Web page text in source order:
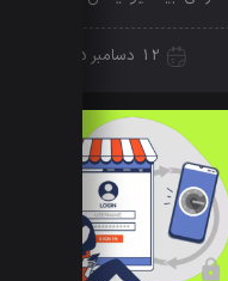
12 دسامبر 2025